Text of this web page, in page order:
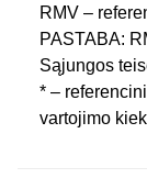
RMV –
PASTABA:
Sąjungos
* –
vartojimo